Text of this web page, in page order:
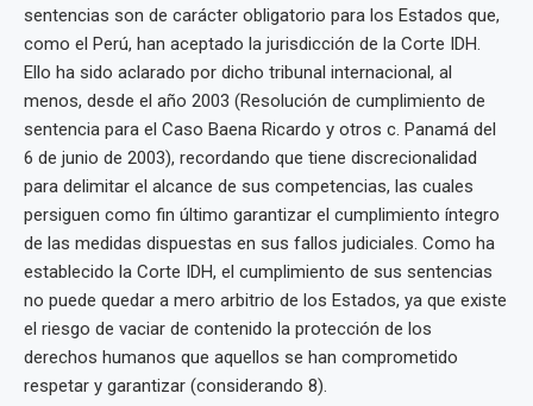
sentencias son de carácter obligatorio para los Estados que,
como el Perú, han aceptado la jurisdicción de la Corte IDH.
Ello ha sido aclarado por dicho tribunal internacional, al
menos, desde el año 2003 (Resolución de cumplimiento de
sentencia para el Caso Baena Ricardo y otros c. Panamá del
6 de junio de 2003), recordando que tiene discrecionalidad
para delimitar el alcance de sus competencias, las cuales
persiguen como fin último garantizar el cumplimiento íntegro
de las medidas dispuestas en sus fallos judiciales. Como ha
establecido la Corte IDH, el cumplimiento de sus sentencias
no puede quedar a mero arbitrio de los Estados, ya que existe
el riesgo de vaciar de contenido la protección de los
derechos humanos que aquellos se han comprometido
respetar y garantizar (considerando 8).